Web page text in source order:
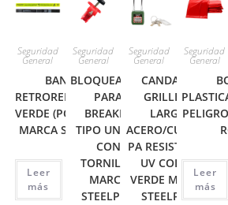
Seguridad
General
BANDAS
RETROREFLECTIVAS
VERDE (PQ X 2UND)
MARCA STEELPRO
Leer
más
Seguridad
General
BLOQUEADOR
PARA
BREAKER
TIPO UNIÓN
CON
TORNILLO
MARCA
STEELPRO
Seguridad
General
CANDADO
GRILLETE
LARGO
ACERO/CUERPO
PA RESISTENTE
UV COLOR
VERDE MARCA
STEELPRO
Seguridad
General
Leer
más